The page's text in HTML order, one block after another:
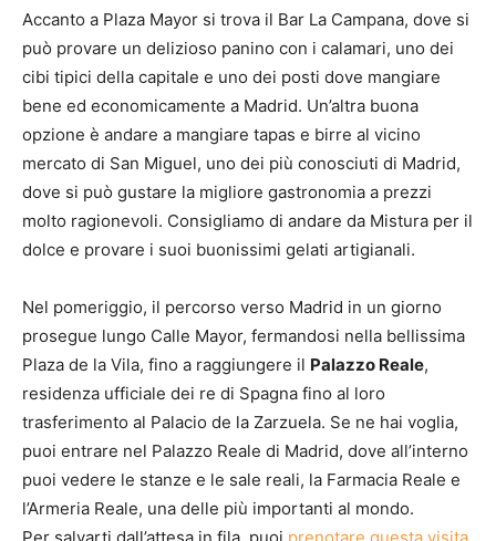
Accanto a Plaza Mayor si trova il Bar La Campana, dove si
può provare un delizioso panino con i calamari, uno dei
cibi tipici della capitale e uno dei posti dove mangiare
bene ed economicamente a Madrid. Un’altra buona
opzione è andare a mangiare tapas e birre al vicino
mercato di San Miguel, uno dei più conosciuti di Madrid,
dove si può gustare la migliore gastronomia a prezzi
molto ragionevoli. Consigliamo di andare da Mistura per il
dolce e provare i suoi buonissimi gelati artigianali.
Nel pomeriggio, il percorso verso Madrid in un giorno
prosegue lungo Calle Mayor, fermandosi nella bellissima
Plaza de la Vila, fino a raggiungere il Palazzo Reale,
residenza ufficiale dei re di Spagna fino al loro
trasferimento al Palacio de la Zarzuela. Se ne hai voglia,
puoi entrare nel Palazzo Reale di Madrid, dove all’interno
puoi vedere le stanze e le sale reali, la Farmacia Reale e
l’Armeria Reale, una delle più importanti al mondo.